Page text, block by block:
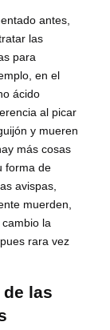
antes,
las
para
en el
ácido
al picar
y mueren
más cosas
forma de
avispas,
muerden,
la
rara vez
las